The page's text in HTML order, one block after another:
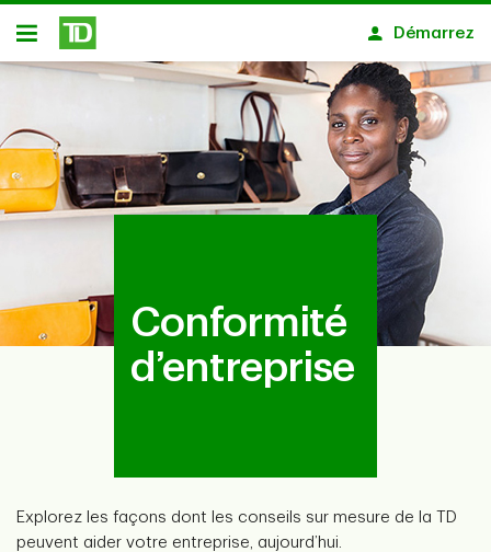
Passer au contenu principal
Ouvert
Démarrez
Conformité
d’entreprise
Explorez les façons dont les conseils sur mesure de la TD
peuvent aider votre entreprise, aujourd’hui.